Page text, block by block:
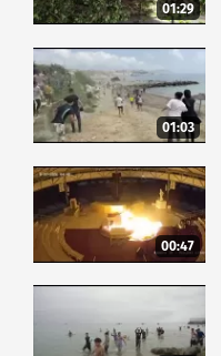
01:29
01:03
00:47